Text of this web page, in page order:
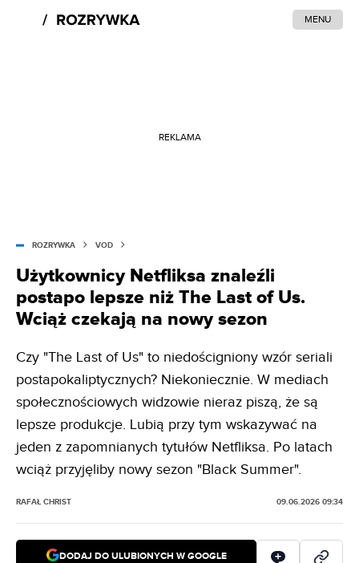
MENU
REKLAMA
ROZRYWKA VOD
Użytkownicy Netfliksa znaleźli
postapo lepsze niż The Last of Us.
Wciąż czekają na nowy sezon
Czy "The Last of Us" to niedościgniony wzór seriali
postapokaliptycznych? Niekoniecznie. W mediach
społecznościowych widzowie nieraz piszą, że są
lepsze produkcje. Lubią przy tym wskazywać na
jeden z zapomnianych tytułów Netfliksa. Po latach
wciąż przyjęliby nowy sezon "Black Summer".
RAFAŁ CHRIST 09.06.2026 09:34
DODAJ DO ULUBIONYCH W GOOGLE